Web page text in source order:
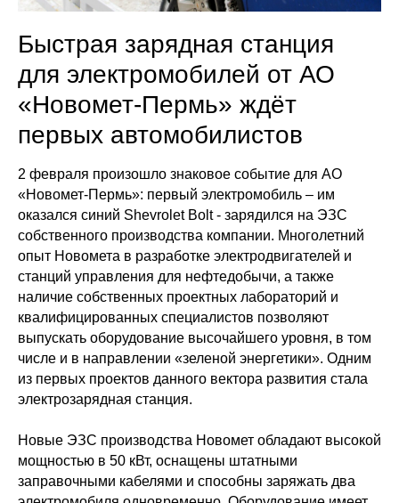
Быстрая зарядная станция
для электромобилей от АО
«Новомет-Пермь» ждёт
первых автомобилистов
2 февраля произошло знаковое событие для АО
«Новомет-Пермь»: первый электромобиль – им
оказался синий Shevrolet Bolt - зарядился на ЭЗС
собственного производства компании. Многолетний
опыт Новомета в разработке электродвигателей и
станций управления для нефтедобычи, а также
наличие собственных проектных лабораторий и
квалифицированных специалистов позволяют
выпускать оборудование высочайшего уровня, в том
числе и в направлении «зеленой энергетики». Одним
из первых проектов данного вектора развития стала
электрозарядная станция.
Новые ЭЗС производства Новомет обладают высокой
мощностью в 50 кВт, оснащены штатными
заправочными кабелями и способны заряжать два